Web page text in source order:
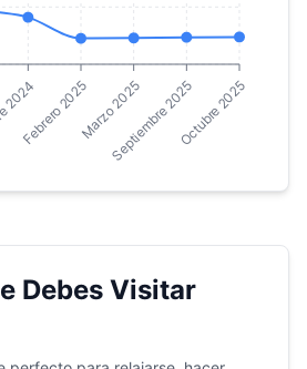
Febrero 2025Marzo 2025Septiembre 2025Octubre 2025
Debes Visitar